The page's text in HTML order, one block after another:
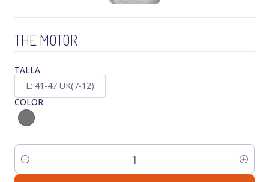
THE MOTOR
TALLA
L: 41-47 UK(7-12)
COLOR
Cantidad